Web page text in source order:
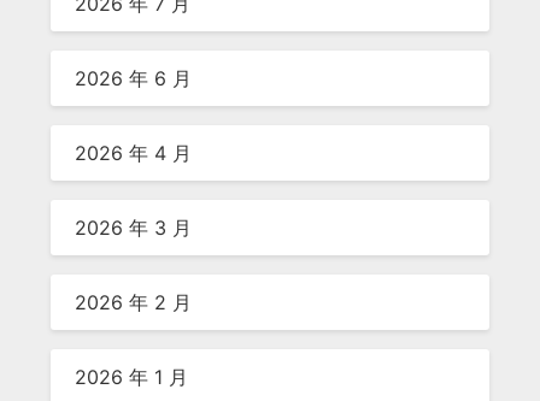
2026 年 6 月
2026 年 4 月
2026 年 3 月
2026 年 2 月
2026 年 1 月